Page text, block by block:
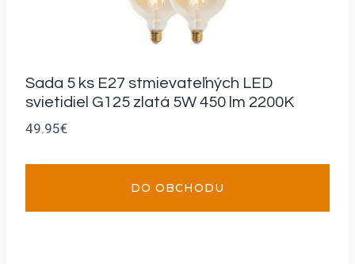
Sada 5 ks E27 stmievateľných LED
svietidiel G125 zlatá 5W 450 lm 2200K
49.95€
DO OBCHODU